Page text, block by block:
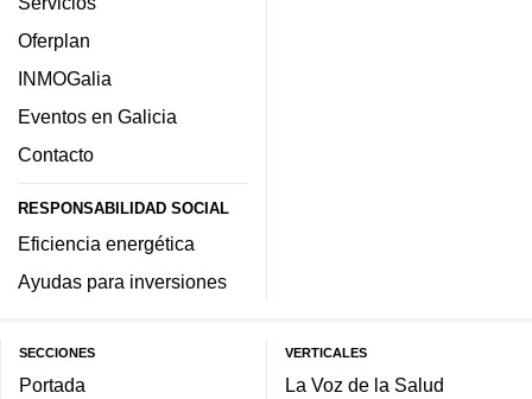
Oferplan
INMOGalia
Eventos en Galicia
Contacto
RESPONSABILIDAD SOCIAL
Eficiencia energética
Ayudas para inversiones
SECCIONES
Portada
VERTICALES
La Voz de la Salud